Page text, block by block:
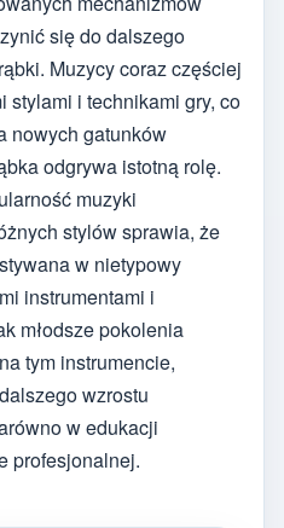
się do dalszego
Muzycy coraz częściej
stylami i technikami gry, co
nowych gatunków
odgrywa istotną rolę.
muzyki
stylów sprawia, że
w nietypowy
instrumentami i
młodsze pokolenia
tym instrumencie,
wzrostu
w edukacji
profesjonalnej.